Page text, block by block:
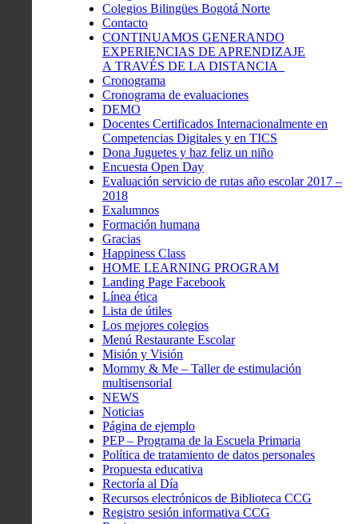
Colegios Bilingües Bogotá Norte
Contacto
CONTINUAMOS GENERANDO
EXPERIENCIAS DE APRENDIZAJE
A TRAVÉS DE LA DISTANCIA
Cronograma
Cronograma de evaluaciones
DEMO
Docentes Certificados Internacionalmente en
Competencias Digitales y en TICS
Dona Juguetes y haz feliz un niño
Encuesta Open Day
Evaluación servicio de rutas año escolar 2017 –
2018
Exalumnos
Formación humana
Gracias
Happiness Class
HOME LEARNING PROGRAM
Landing Page Facebook
Línea ética
Lista de útiles
Los mejores colegios
Menú Restaurante Escolar
Misión y Visión
Mommy & Me – Taller de estimulación
multisensorial
NEWS
Noticias
Página de ejemplo
PEP – Programa de la Escuela Primaria
Política de tratamiento de datos personales
Propuesta educativa
Rectoría al Día
Recursos electrónicos de Biblioteca CCG
Registro sesión informativa CCG